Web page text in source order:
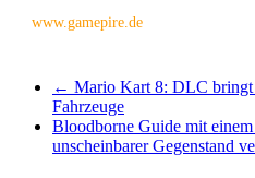
www.gamepire.de
← Mario Kart 8: DLC bringt
Fahrzeuge
Bloodborne Guide mit
unscheinbarer Gegenstand